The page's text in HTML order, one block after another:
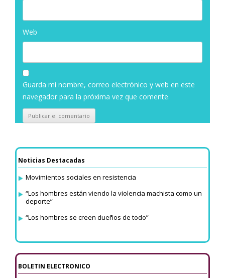
Web
Guarda mi nombre, correo electrónico y web en este
navegador para la próxima vez que comente.
Noticias Destacadas
Movimientos sociales en resistencia
“Los hombres están viendo la violencia machista como un
deporte”
“Los hombres se creen dueños de todo”
BOLETIN ELECTRONICO